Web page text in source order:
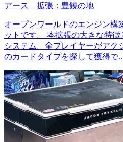
アース 拡張：豊饒の地
オープンワールドのエンジン構
ットです。 本拡張の大きな特徴
システム。全プレイヤーがアク
のカードタイプを探して獲得で